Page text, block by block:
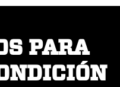
PARA